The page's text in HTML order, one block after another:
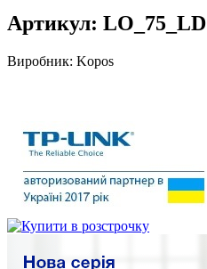
Артикул: LO_75_LD
Виробник: Kopos